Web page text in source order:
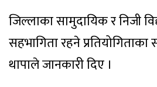
जिल्लाका सामुदायिक र निजी
सहभागिता रहने
थापाले जानकारी दिए ।